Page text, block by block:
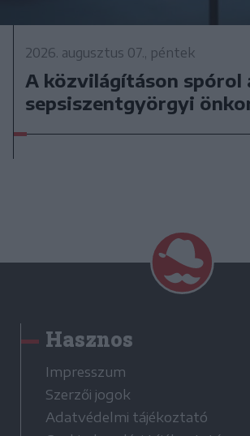
2026. augusztus 07., péntek
A közvilágításon spórol
sepsiszentgyörgyi
Hasznos
Impresszum
Szerzői jogok
Adatvédelmi tájékoztató